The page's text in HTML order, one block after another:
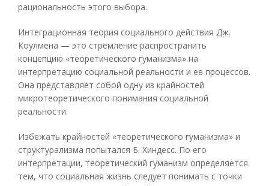
рациональность этого выбора.
Интеграционная теория социального действия Дж.
Коулмена — это стремление распространить
концепцию «теоретического гуманизма» на
интерпретацию социальной реальности и ее процессов.
Она представляет собой одну из крайностей
микротеоретического понимания социальной
реальности.
Избежать крайностей «теоретического гуманизма» и
структурализма попытался Б. Хиндесс. По его
интерпретации, теоретический гуманизм определяется
тем, что социальная жизнь следует понимать с точки